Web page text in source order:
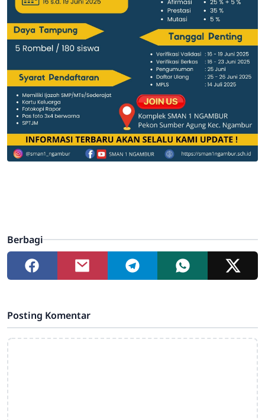
Berbagi
Posting Komentar